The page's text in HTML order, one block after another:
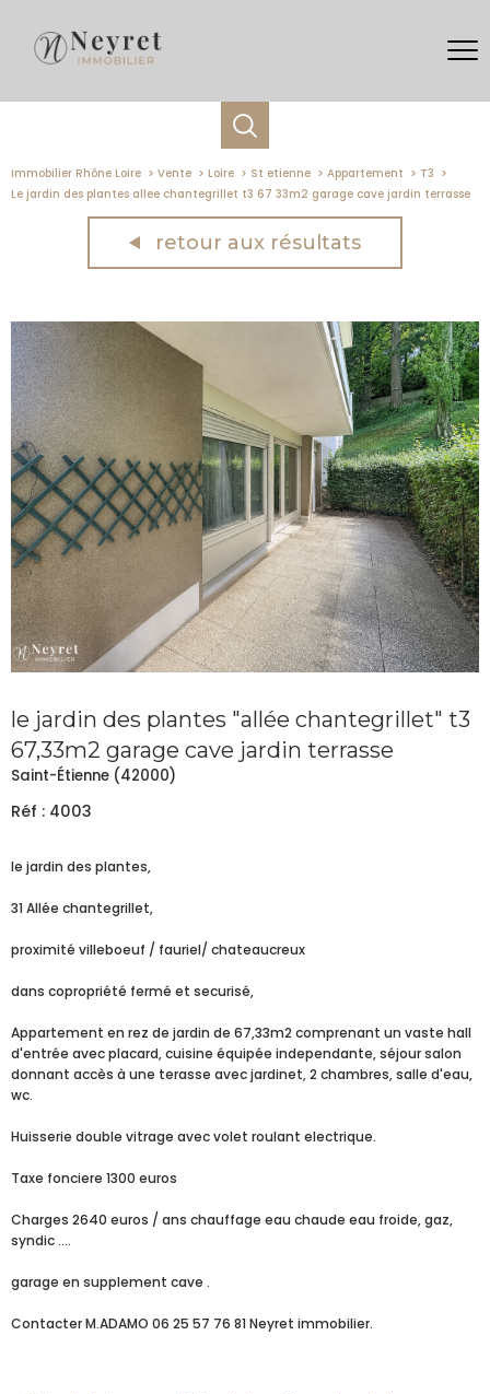
Immobilier Rhône Loire Vente Loire St etienne Appartement
T3
Le jardin des plantes allee chantegrillet t3 67 33m2 garage cave jardin terrasse
retour aux résultats
le jardin des plantes "allée chantegrillet" t3
67,33m2 garage cave jardin terrasse
Saint-Étienne (42000)
Réf : 4003
le jardin des plantes,
31 Allée chantegrillet,
proximité villeboeuf / fauriel/ chateaucreux
dans copropriété fermé et securisé,
Appartement en rez de jardin de 67,33m2 comprenant un vaste hall
d'entrée avec placard, cuisine équipée independante, séjour salon
donnant accès à une terasse avec jardinet, 2 chambres, salle d'eau,
wc.
Huisserie double vitrage avec volet roulant electrique.
Taxe fonciere 1300 euros
Charges 2640 euros / ans chauffage eau chaude eau froide, gaz,
syndic ....
garage en supplement cave .
Contacter M.ADAMO 06 25 57 76 81 Neyret immobilier.